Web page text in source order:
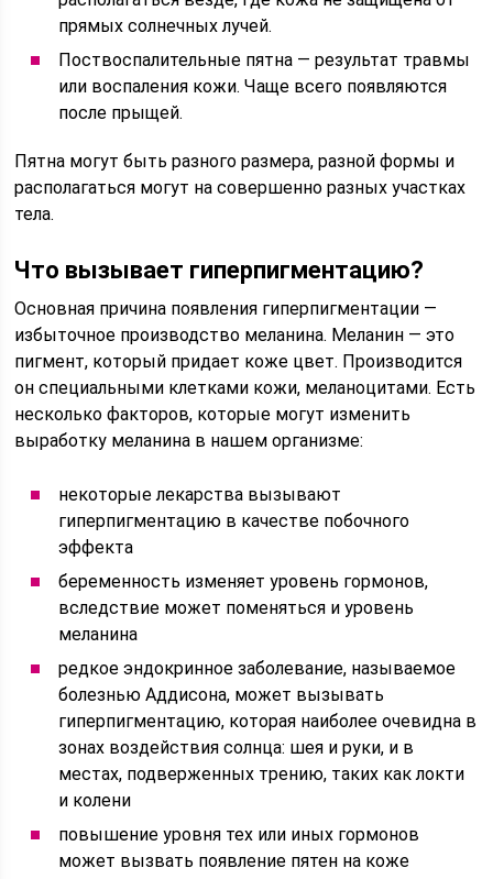
прямых солнечных лучей.
Поствоспалительные пятна — результат травмы
или воспаления кожи. Чаще всего появляются
после прыщей.
Пятна могут быть разного размера, разной формы и
располагаться могут на совершенно разных участках
тела.
Что вызывает гиперпигментацию?
Основная причина появления гиперпигментации —
избыточное производство меланина. Меланин — это
пигмент, который придает коже цвет. Производится
он специальными клетками кожи, меланоцитами. Есть
несколько факторов, которые могут изменить
выработку меланина в нашем организме:
некоторые лекарства вызывают
гиперпигментацию в качестве побочного
эффекта
беременность изменяет уровень гормонов,
вследствие может поменяться и уровень
меланина
редкое эндокринное заболевание, называемое
болезнью Аддисона, может вызывать
гиперпигментацию, которая наиболее очевидна в
зонах воздействия солнца: шея и руки, и в
местах, подверженных трению, таких как локти
и колени
повышение уровня тех или иных гормонов
может вызвать появление пятен на коже